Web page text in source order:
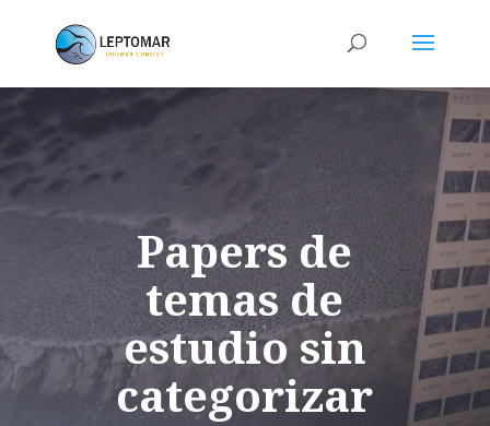
Papers de
temas de
estudio sin
categorizar